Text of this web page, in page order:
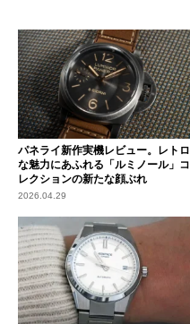
パネライ新作実機レビュー。レトロ
な魅力にあふれる「ルミノール」コ
レクションの新たな顔ぶれ
2026.04.29